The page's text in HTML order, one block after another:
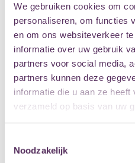
We gebruiken cookies om
personaliseren, om functies
en om ons websiteverkeer
informatie over uw gebruik
partners voor social media,
partners kunnen deze
informatie die u aan ze
verzameld op basis van uw
Noodzakelijk
Amateurkunstfestival.
coördinator van organisatie
juist deze festivals voor
stad. ,,De beleving van al
presentaties, dat is zo mooi
weer: Wat is het toch
mét elkaar vóór elkaar
bezoekers, de gemeente,
mensen zich sneller bij
Het is dus ongelofelijk
van de cultuursector.”